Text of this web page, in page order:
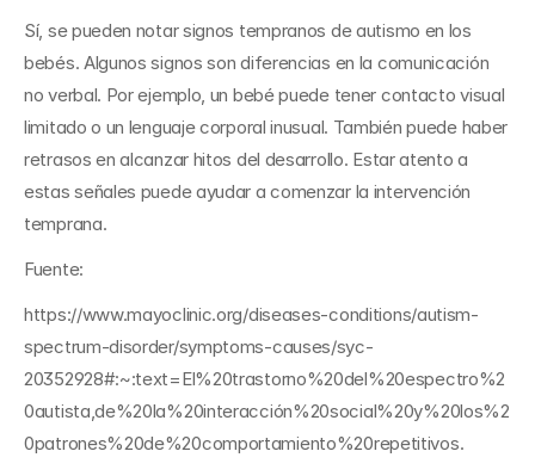
Sí, se pueden notar signos tempranos de autismo en los
bebés. Algunos signos son diferencias en la comunicación
no verbal. Por ejemplo, un bebé puede tener contacto visual
limitado o un lenguaje corporal inusual. También puede haber
retrasos en alcanzar hitos del desarrollo. Estar atento a
estas señales puede ayudar a comenzar la intervención
temprana.
Fuente:
https://www.mayoclinic.org/diseases-conditions/autism-
spectrum-disorder/symptoms-causes/syc-
20352928#:~:text=El%20trastorno%20del%20espectro%2
0autista,de%20la%20interacción%20social%20y%20los%2
0patrones%20de%20comportamiento%20repetitivos.